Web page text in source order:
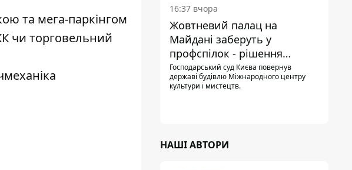
та мега-паркінгом
чи торговельний
прибув налагодити комунікацію
16:37 вчора
Жовтневий палац на
Майдані заберуть у
профспілок - рішення
Господарського суду
Господарський суд Києва повернув
державі будівлю Міжнародного центру
культури і мистецтв.
НАШІ АВТОРИ